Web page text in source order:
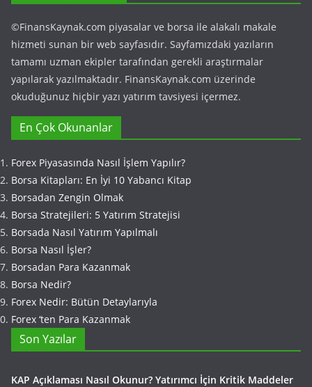
©FinansKaynak.com piyasalar ve borsa ile alakalı makale
hizmeti sunan bir web sayfasıdır. Sayfamızdaki yazıların
tamamı uzman ekipler tarafından gerekli araştırmalar
yapılarak yazılmaktadır. FinansKaynak.com üzerinde
okuduğunuz hiçbir yazı yatırım tavsiyesi içermez.
En Çok Okunanlar
Forex Piyasasında Nasıl İşlem Yapılır?
Borsa Kitapları: En İyi 10 Yabancı Kitap
Borsadan Zengin Olmak
Borsa Stratejileri: 5 Yatırım Stratejisi
Borsada Nasıl Yatırım Yapılmalı
Borsa Nasıl İşler?
Borsadan Para Kazanmak
Borsa Nedir?
Forex Nedir: Bütün Detaylarıyla
Forex ‘ten Para Kazanmak
Son Yazılar
KAP Açıklaması Nasıl Okunur? Yatırımcı İçin Kritik Maddeler